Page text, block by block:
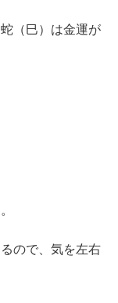
（巳）は金運が
ので、気を左右